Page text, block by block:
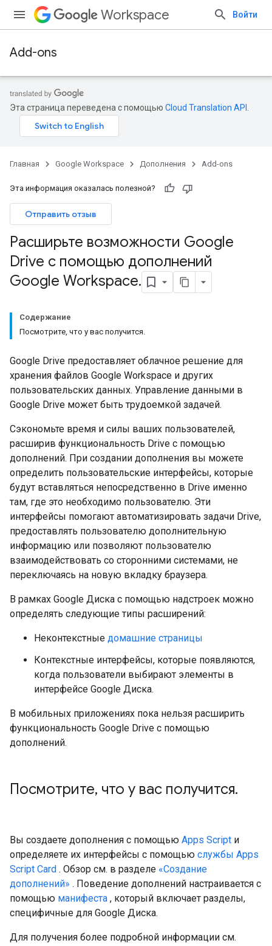
Workspace Войти
Add-ons
Эта страница переведена с помощью Cloud Translation API
Главная Google Workspace Дополнения Add-ons
Эта информация оказалась полезной?
Отправить отзыв
Расширьте возможности Google
Drive с помощью дополнений
Google Workspace.
Содержание
Посмотрите, что у вас получится.
Google Drive предоставляет облачное решение для
хранения файлов Google Workspace и других
пользовательских данных. Управление данными в
Google Drive может быть трудоемкой задачей.
Сэкономьте время и силы ваших пользователей,
расширив функциональность Drive с помощью
дополнений. При создании дополнения вы можете
определить пользовательские интерфейсы, которые
будут вставляться непосредственно в Drive именно
там, где это необходимо пользователю. Эти
интерфейсы помогают автоматизировать задачи Drive,
предоставлять пользователю дополнительную
информацию или позволяют пользователю
взаимодействовать со сторонними системами, не
переключаясь на новую вкладку браузера.
В рамках Google Диска с помощью надстроек можно
определять следующие типы расширений:
Неконтекстные домашние страницы
Контекстные интерфейсы, которые появляются,
когда пользователи выбирают элементы в
интерфейсе Google Диска.
В мобильных приложениях пока нельзя расширить
функциональность Google Drive с помощью
дополнений.
Посмотрите, что у вас получится.
Вы создаете дополнения с помощью Apps Script и
определяете их интерфейсы с помощью службы Apps
Script Card . Обзор см. в разделе «Создание
дополнений» . Поведение дополнений настраивается с
помощью манифеста , который включает разделы,
специфичные для Google Диска.
Для получения более подробной информации см.